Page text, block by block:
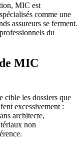
MIC est
comme une
assureurs se ferment.
du
de MIC
cible les dossiers que
excessivement :
architecte,
non